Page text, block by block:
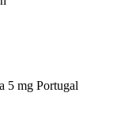
5 mg Portugal